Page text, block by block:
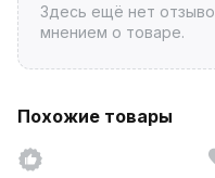
Здесь ещё нет
мнением о товаре.
Похожие товары